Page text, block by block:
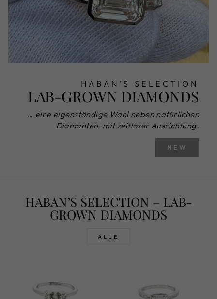
HABAN’S SELECTION
LAB-GROWN DIAMONDS
… eine eigenständige Wahl neben natürlichen
Diamanten, mit zeitloser Ausrichtung.
NEW
HABAN’S SELECTION – LAB-
GROWN DIAMONDS
ALLE